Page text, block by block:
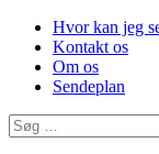
Hvor kan jeg
Kontakt os
Om os
Sendeplan
Søg
efter: